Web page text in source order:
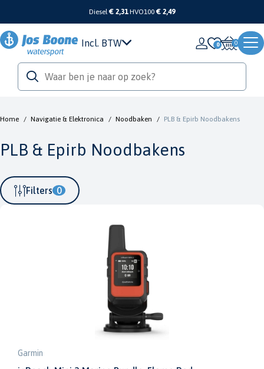
Diesel€ 2,31 HVO100 € 2,49
Incl. BTW 0
Home / Navigatie & Elektronica / Noodbaken / PLB & Epirb Noodbakens
PLB & Epirb Noodbakens
Filters 0
Garmin